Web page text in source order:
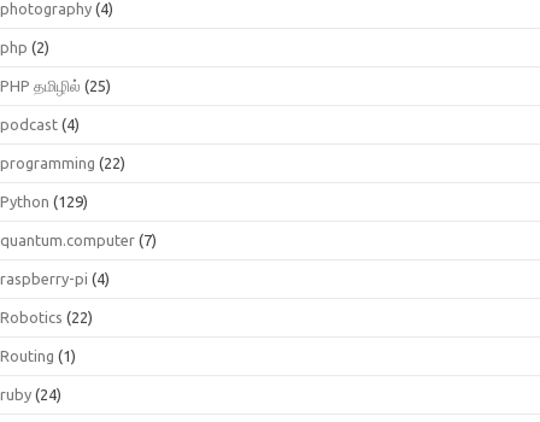
photography (4)
php (2)
PHP தமிழில் (25)
podcast (4)
programming (22)
Python (129)
quantum.computer (7)
raspberry-pi (4)
Robotics (22)
Routing (1)
ruby (24)